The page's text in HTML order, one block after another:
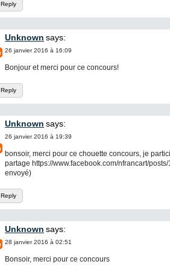
Reply
Unknown says:
26 janvier 2016 à 16:09
Reply
Bonjour et merci pour ce concours!
Unknown says:
26 janvier 2016 à 19:39
Reply
bonsoir, merci pour ce chouette concours, je
partage https://www.facebook.com/nfrancart/
envoyé)
Unknown says:
28 janvier 2016 à 02:51
Bonsoir, merci pour ce concours